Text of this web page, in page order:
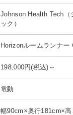
Johnson Health Tech（
ック）
Horizonルームランナー
198,000円(税込)～
電動
幅90cm×奥行181cm×高